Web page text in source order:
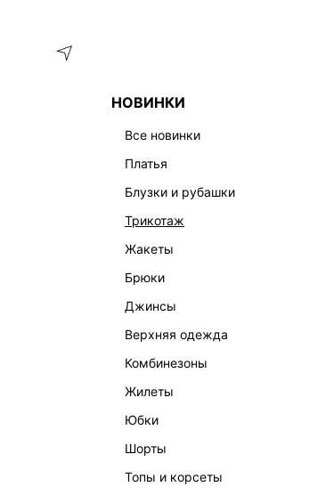
НОВИНКИ
все новинки
платья
блузки и рубашки
трикотаж
жакеты
брюки
джинсы
верхняя одежда
комбинезоны
жилеты
юбки
шорты
топы и корсеты
ОДЕЖДА